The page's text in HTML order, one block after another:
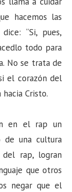
hacemos las
“Si, pues,
todo para
No se trata de
el corazón del
Cristo.
en el rap un
de una cultura
rap, logran
que otros
negar que el